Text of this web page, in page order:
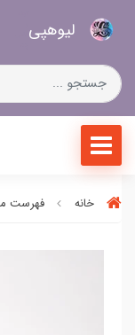
لیو‌هپی
خانه فهرست